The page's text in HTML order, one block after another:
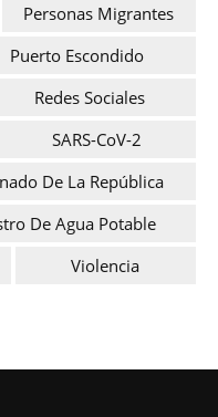
Personas Migrantes
Puerto Escondido
Redes Sociales
SARS-CoV-2
De La República
De Agua Potable
Violencia